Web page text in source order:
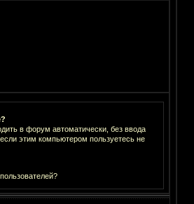
в форум автоматически, без ввода
этим компьютером пользуетесь не